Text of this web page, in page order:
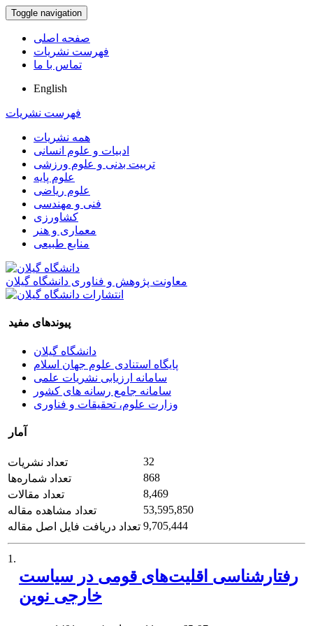
Toggle navigation
صفحه اصلی
فهرست نشریات
تماس با ما
English
فهرست نشریات
همه نشریات
ادبیات و علوم انسانی
تربیت بدنی و علوم ورزشی
علوم پایه
علوم ریاضی
فنی و مهندسی
کشاورزی
معماری و هنر
منابع طبیعی
معاونت پژوهش و فناوری دانشگاه گیلان
پیوندهای مفید
دانشگاه گیلان
پایگاه استنادی علوم جهان اسلام
سامانه ارزیابی نشریات علمی
سامانه جامع رسانه های کشور
وزارت علوم، تحقیقات و فناوری
آمار
تعداد نشریات
32
تعداد شماره‌ها
868
تعداد مقالات
8,469
تعداد مشاهده مقاله
53,595,850
تعداد دریافت فایل اصل مقاله 9,705,444
1.
رفتارشناسی اقلیت‌های قومی در سیاست
خارجی نوین